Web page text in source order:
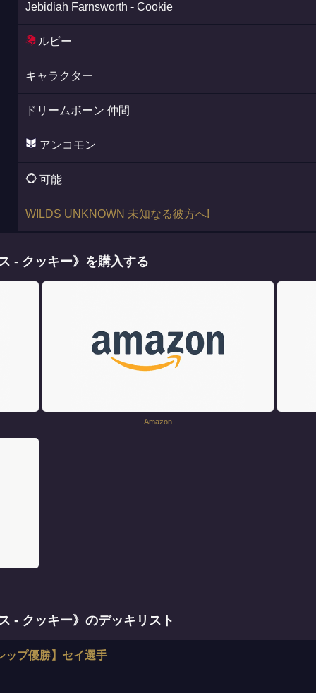
Jebidiah Farnsworth - Cookie
ルビー
キャラクター
ドリームボーン 仲間
アンコモン
可能
WILDS UNKNOWN 未知なる彼方へ!
- クッキー》を購入する
Amazon
- クッキー》のデッキリスト
ップ優勝】セイ選手